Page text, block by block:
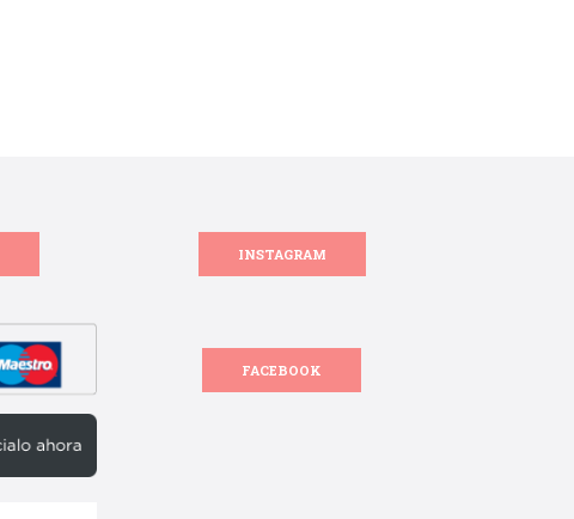
INSTAGRAM
FACEBOOK